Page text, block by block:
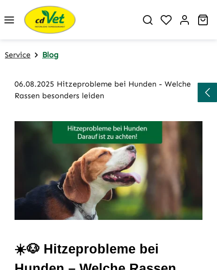
Zum Hauptinhalt springen
Du hast 0
Service Blog
06.08.2025 Hitzeprobleme bei Hunden - Welche
Rassen besonders leiden
☀️🐶 Hitzeprobleme bei